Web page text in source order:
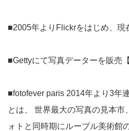
■2005年よりFlickrをはじめ、現
■Gettyにて写真データーを販売
■fotofever paris 2014年より3年
とは、 世界最大の写真の見本市
ォトと同時期にルーブル美術館